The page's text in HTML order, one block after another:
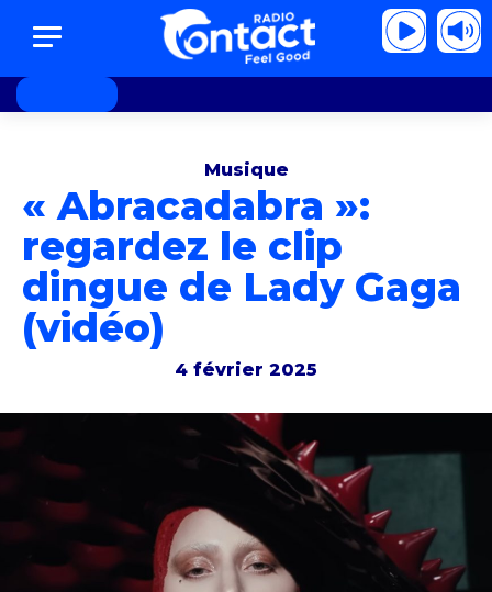
Roan - Good luck, babe!
Musique
« Abracadabra »:
regardez le clip
dingue de Lady Gaga
(vidéo)
4 février 2025